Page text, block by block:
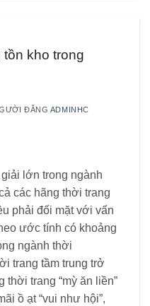
kho trong
ĐĂNG ADMINHC
lớn trong ngành
các hãng thời trang
phải đối mặt với vấn
ước tính có khoảng
ngành thời
trang tầm trung trở
thời trang “mỳ ăn liền”
ồ ạt “vui như hội”,